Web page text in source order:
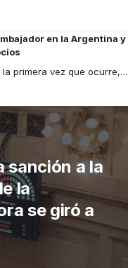
en la Argentina y
primera vez que ocurre,…
sanción a la
la
se giró a